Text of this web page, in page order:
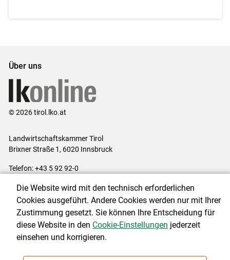
Über uns
© 2026 tirol.lko.at
Landwirtschaftskammer Tirol
Brixner Straße 1, 6020 Innsbruck
Telefon: +43 5 92 92-0
Impressum|Kontakt|Datenschutzerklärung|Barrierefreiheit|
Cookie-Einstellungen
NEWSLETTER
Die Website wird mit den technisch erforderlichen
Cookies ausgeführt. Andere Cookies werden nur mit Ihrer
Zustimmung gesetzt. Sie können Ihre Entscheidung für
diese Website in den Cookie-Einstellungen jederzeit
einsehen und korrigieren.